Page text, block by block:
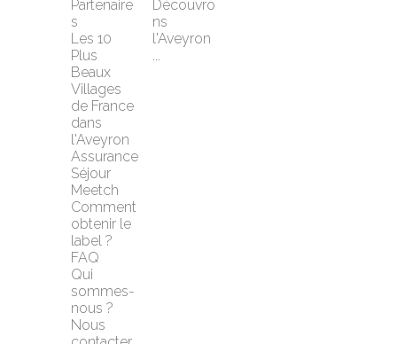
Partenaire
s
Les 10
Plus
Beaux
Villages
de France
dans
l'Aveyron
Assurance
Séjour
Meetch
Comment
obtenir le
label ?
FAQ
Qui
sommes-
nous ?
Nous
Découvro
ns
l'Aveyron
...